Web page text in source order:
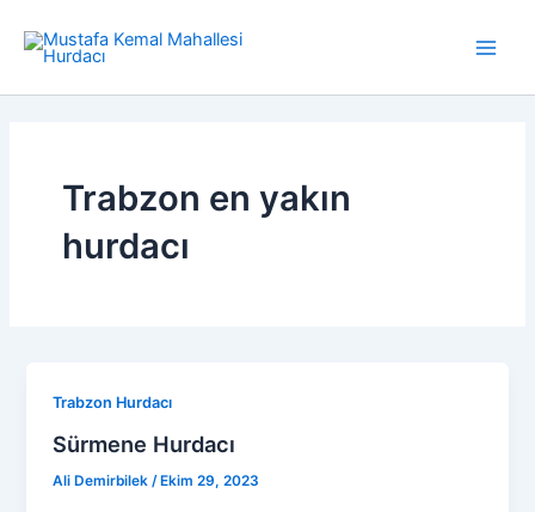
atla
Trabzon en yakın
hurdacı
Trabzon Hurdacı
Sürmene Hurdacı
Ali Demirbilek/ Ekim 29, 2023